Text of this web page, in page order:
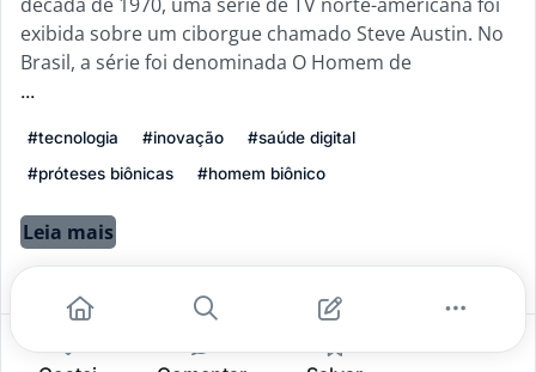
exibida sobre um ciborgue chamado Steve Austin. No
Brasil, a série foi denominada O Homem de
...
#tecnologia #inovação
#saúde digital
#próteses biônicas
#homem biônico
Leia mais